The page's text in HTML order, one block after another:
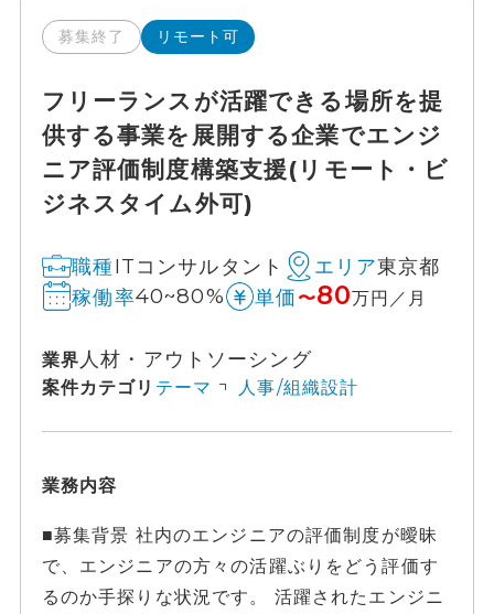
募集終了 リモート可
フリーランスが活躍できる場所を提
供する事業を展開する企業でエンジ
ニア評価制度構築支援(リモート・ビ
ジネスタイム外可)
職種ITコンサルタント エリア東京都
稼働率40~80% 単価 〜80万円／月
業界 人材・アウトソーシング
案件カテゴリ テーマ 人事/組織設計
業務内容
■募集背景 社内のエンジニアの評価制度が曖昧
で、エンジニアの方々の活躍ぶりをどう評価す
るのか手探りな状況です。 活躍されたエンジニ